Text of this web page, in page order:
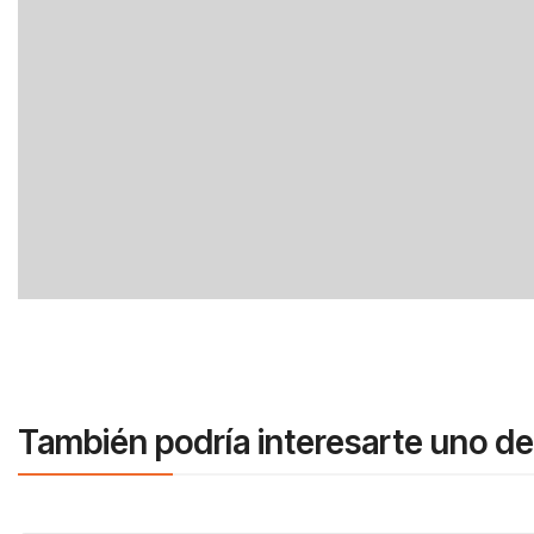
También podría interesarte uno